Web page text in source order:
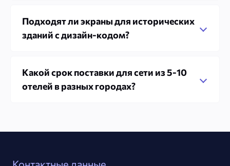
Подходят ли экраны для исторических
зданий с дизайн-кодом?
Какой срок поставки для сети из 5-10
отелей в разных городах?